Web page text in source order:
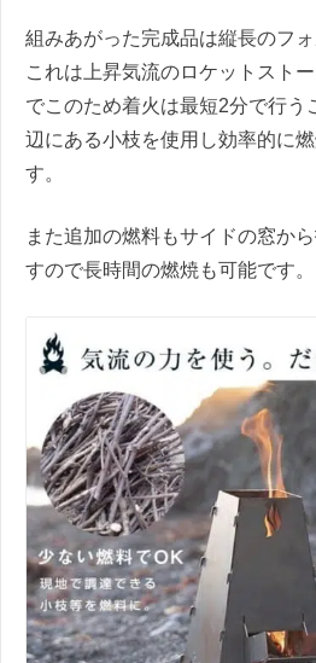
組みあがった完成品は縦長のフ
これは上昇気流のロケットスト
でこのため着火は最短2分で行う
辺にある小枝を使用し効率的に
す。
また追加の燃料もサイドの窓か
すので長時間の燃焼も可能です。